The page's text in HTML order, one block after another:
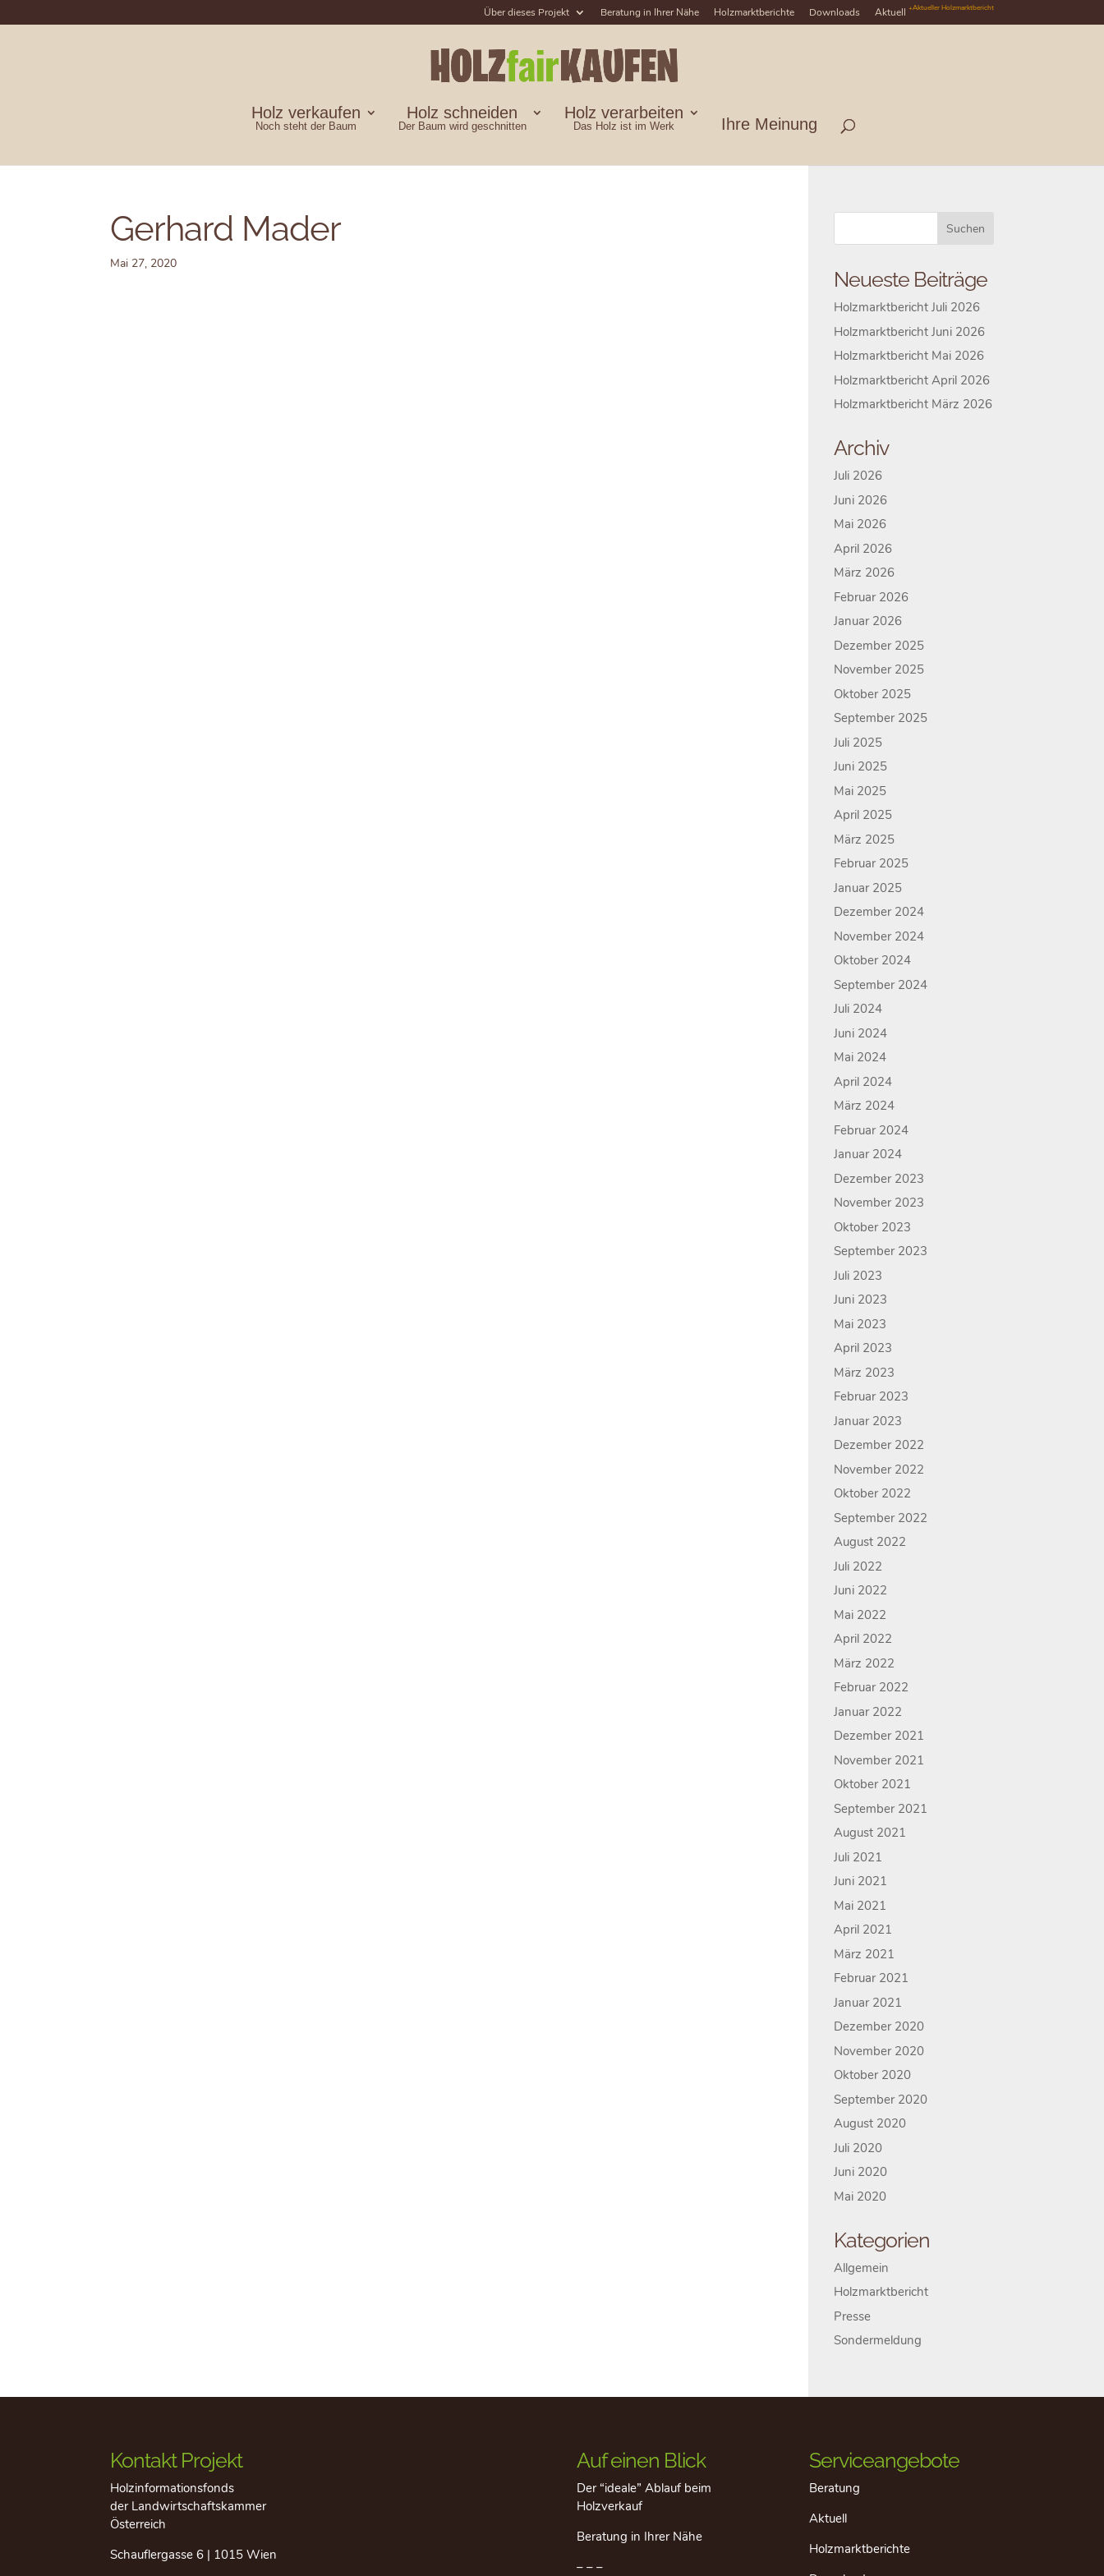
Über dieses Projekt Beratung in Ihrer Nähe Holzmarktberichte Downloads Aktuell +Aktueller Holzmarktbericht
Holz verkaufen
Noch steht der Baum
Holz schneiden
Der Baum wird geschnitten
Holz verarbeiten
Das Holz ist im Werk Ihre Meinung
Gerhard Mader
Mai 27, 2020
Neueste Beiträge
Holzmarktbericht Juli 2026
Holzmarktbericht Juni 2026
Holzmarktbericht Mai 2026
Holzmarktbericht April 2026
Holzmarktbericht März 2026
Archiv
Juli 2026
Juni 2026
Mai 2026
April 2026
März 2026
Februar 2026
Januar 2026
Dezember 2025
November 2025
Oktober 2025
September 2025
Juli 2025
Juni 2025
Mai 2025
April 2025
März 2025
Februar 2025
Januar 2025
Dezember 2024
November 2024
Oktober 2024
September 2024
Juli 2024
Juni 2024
Mai 2024
April 2024
März 2024
Februar 2024
Januar 2024
Dezember 2023
November 2023
Oktober 2023
September 2023
Juli 2023
Juni 2023
Mai 2023
April 2023
März 2023
Februar 2023
Januar 2023
Dezember 2022
November 2022
Oktober 2022
September 2022
August 2022
Juli 2022
Juni 2022
Mai 2022
April 2022
März 2022
Februar 2022
Januar 2022
Dezember 2021
November 2021
Oktober 2021
September 2021
August 2021
Juli 2021
Juni 2021
Mai 2021
April 2021
März 2021
Februar 2021
Januar 2021
Dezember 2020
November 2020
Oktober 2020
September 2020
August 2020
Juli 2020
Juni 2020
Mai 2020
Kategorien
Allgemein
Holzmarktbericht
Presse
Sondermeldung
Kontakt Projekt
Holzinformationsfonds
der Landwirtschaftskammer
Österreich
Schauflergasse 6 | 1015 Wien
Auf einen Blick
Der “ideale” Ablauf beim
Holzverkauf
Beratung in Ihrer Nähe
– – –
Serviceangebote
Beratung
Aktuell
Holzmarktberichte